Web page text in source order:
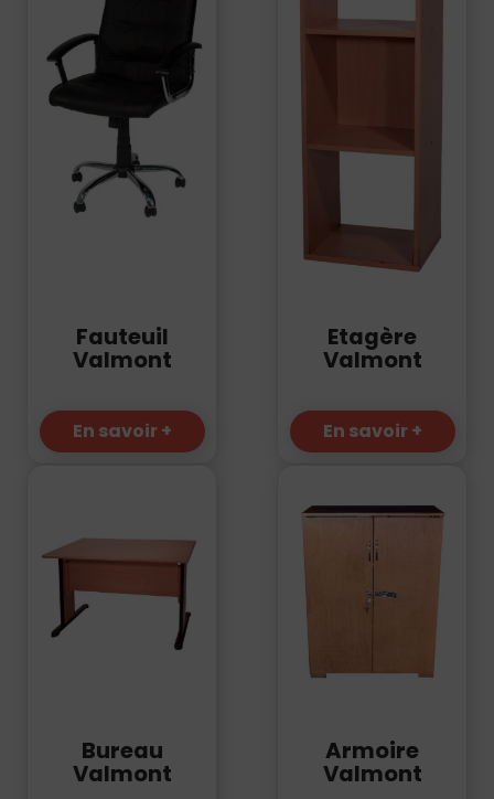
Fauteuil
Valmont
En savoir +
Etagère
Valmont
En savoir +
Bureau
Valmont
Armoire
Valmont